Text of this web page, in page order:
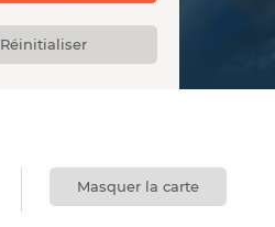
Réinitialiser
Masquer la carte